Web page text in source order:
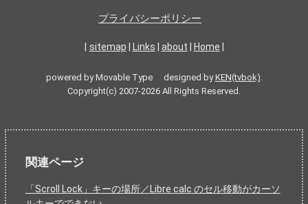
プライバシーポリシー
sitemap Links about Home
powered by Movable Type designed byKEN(tvbok).
Copyright(c) 2007-2026 All Rights Reserved.
関連ページ
「Scroll Lock」キーの場所／Libre calc のセル移動がカーソ